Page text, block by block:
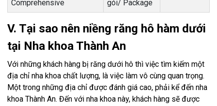
Comprehensive
gói/ Package
V. Tại sao nên niềng răng hô hàm dưới
tại Nha khoa Thành An
Với những khách hàng bị răng dưới hô thì việc tìm kiếm một
địa chỉ nha khoa chất lượng, là việc làm vô cùng quan trọng.
Một trong những địa chỉ được đánh giá cao, phải kể đến nha
khoa Thành An. Đến với nha khoa này, khách hàng sẽ được